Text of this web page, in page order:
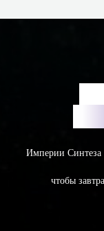
чтобы